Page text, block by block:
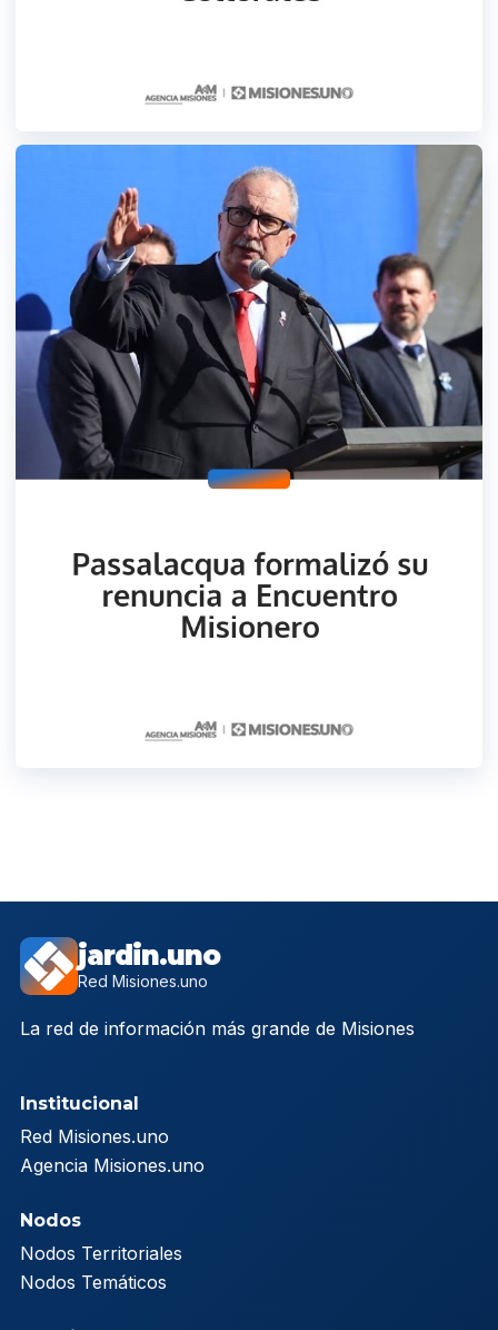
jardin.uno
Red Misiones.uno
La red de información más grande de Misiones
Institucional
Red Misiones.uno
Agencia Misiones.uno
Nodos
Nodos Territoriales
Nodos Temáticos